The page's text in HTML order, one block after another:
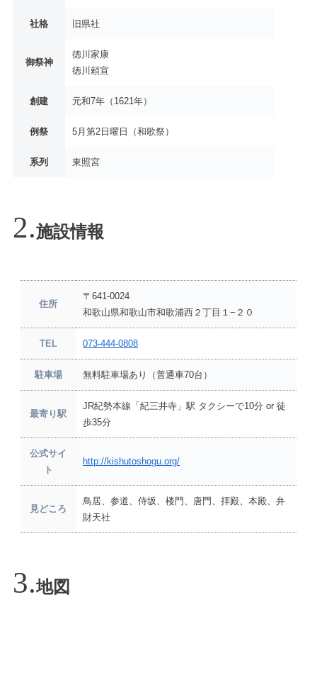
社格 旧県社
御祭神
徳川家康
徳川頼宣
創建 元和7年（1621年）
例祭 5月第2日曜日（和歌祭）
系列 東照宮
施設情報
住所
〒641-0024
和歌山県和歌山市和歌浦西２丁目１−２０
TEL 073-444-0808
駐車場 無料駐車場あり（普通車70台）
最寄り駅
JR紀勢本線「紀三井寺」駅 タクシーで10分 or 徒
歩35分
公式サイ
ト
http://kishutoshogu.org/
見どころ
鳥居、参道、侍坂、楼門、唐門、拝殿、本殿、弁
財天社
地図